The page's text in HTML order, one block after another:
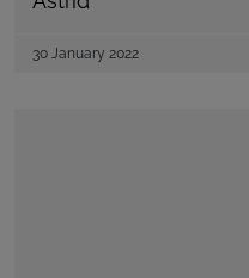
30 January 2022